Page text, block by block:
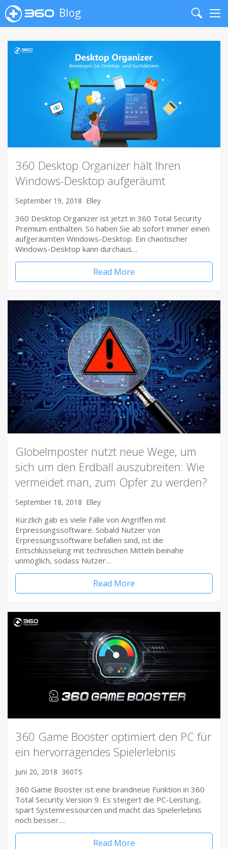
Blog
Search
360 Desktop Organizer hält Ihren
Windows-Desktop aufgeräumt
September 19, 2018 Elley
360 Desktop Organizer ist jetzt in 360 Total Security
Premium enthalten. So haben Sie ab sofort immer einen
aufgeräumten Windows-Desktop. Ein chaotischer
Windows-Desktop kann durchaus…
Read More
Globelmposter nutzt neue Wege, um
sich um den Erdball auszubreiten: Wie
vermeidet man, zum Opfer zu werden?
September 18, 2018 Elley
Kürzlich gab es viele Fälle von Angriffen mit
Erpressungssoftware. Sobald Nutzer von
Erpressungssoftware befallen sind, ist die
Entschlüsselung mit technischen Mitteln beinahe
unmöglich, sodass Nutzer…
Read More
360 Game Booster optimiert den PC für
ein hervorragendes Spielerlebnis
Juni 20, 2018 360TS
360 Game Booster ist eine brandneue Funktion in 360
Total Security Version 9. Es steigert die PC-Leistung,
spart Systemressourcen und macht das Spielerlebnis
noch besser….
Read More